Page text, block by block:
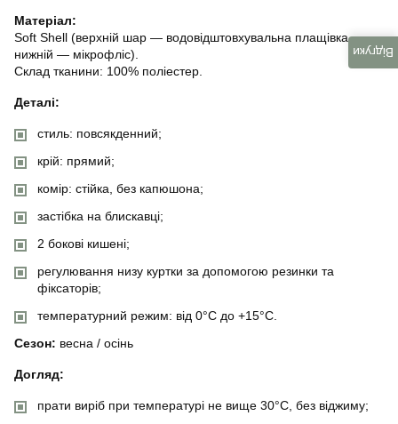
Матеріал:
Soft Shell (верхній шар — водовідштовхувальна плащівка,
нижній — мікрофліс).
Склад тканини: 100% поліестер.
Деталі:
стиль: повсякденний;
крій: прямий;
комір: стійка, без капюшона;
застібка на блискавці;
2 бокові кишені;
регулювання низу куртки за допомогою резинки та
фіксаторів;
температурний режим: від 0°C до +15°C.
Сезон: весна / осінь
Догляд:
прати виріб при температурі не вище 30°C, без віджиму;
Відгуки